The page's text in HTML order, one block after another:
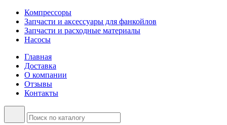
Компрессоры
Запчасти и аксессуары для фанкойлов
Запчасти и расходные материалы
Насосы
Главная
Доставка
О компании
Отзывы
Контакты